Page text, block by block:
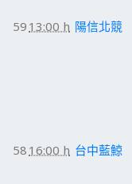
59 13:00 h 陽信北競
58 16:00 h 台中藍鯨